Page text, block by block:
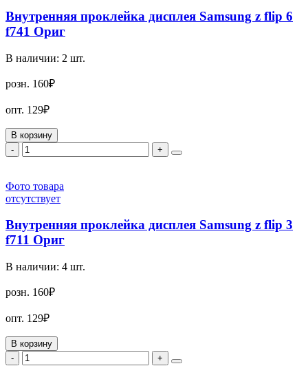
Внутренняя проклейка дисплея Samsung z flip 6
f741 Ориг
В наличии: 2 шт.
розн. 160₽
опт. 129₽
В корзину
-
+
Фото товара
отсутствует
Внутренняя проклейка дисплея Samsung z flip 3
f711 Ориг
В наличии: 4 шт.
розн. 160₽
опт. 129₽
В корзину
-
+